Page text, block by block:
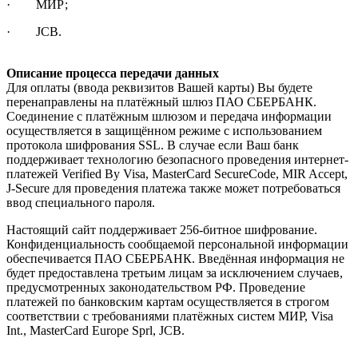
· МИР;
· JCB.
Описание процесса передачи данных
Для оплаты (ввода реквизитов Вашей карты) Вы будете
перенаправлены на платёжный шлюз ПАО СБЕРБАНК.
Соединение с платёжным шлюзом и передача информации
осуществляется в защищённом режиме с использованием
протокола шифрования SSL. В случае если Ваш банк
поддерживает технологию безопасного проведения интернет-
платежей Verified By Visa, MasterCard SecureCode, MIR Accept,
J-Secure для проведения платежа также может потребоваться
ввод специального пароля.
Настоящий сайт поддерживает 256-битное шифрование.
Конфиденциальность сообщаемой персональной информации
обеспечивается ПАО СБЕРБАНК. Введённая информация не
будет предоставлена третьим лицам за исключением случаев,
предусмотренных законодательством РФ. Проведение
платежей по банковским картам осуществляется в строгом
соответствии с требованиями платёжных систем МИР, Visa
Int., MasterCard Europe Sprl, JCB.